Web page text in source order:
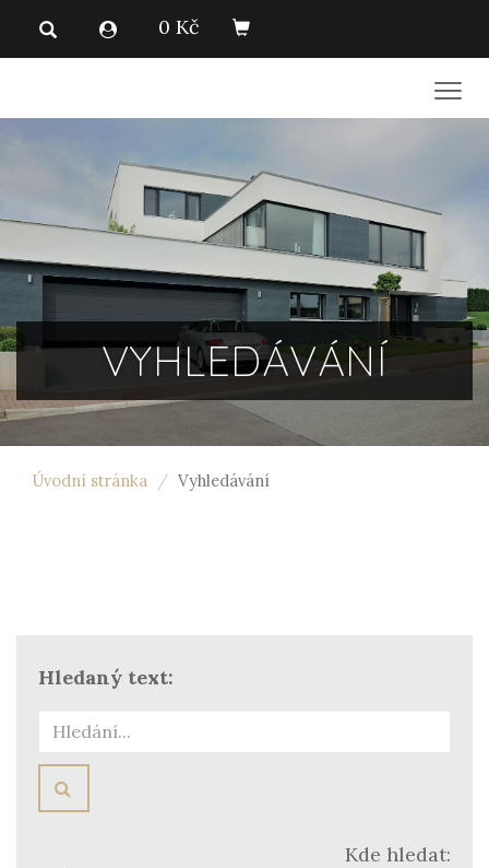
0 Kč
Úvodní stránka Vyhledávání
VYHLEDÁVÁNÍ
Hledaný text:
Kde hledat: